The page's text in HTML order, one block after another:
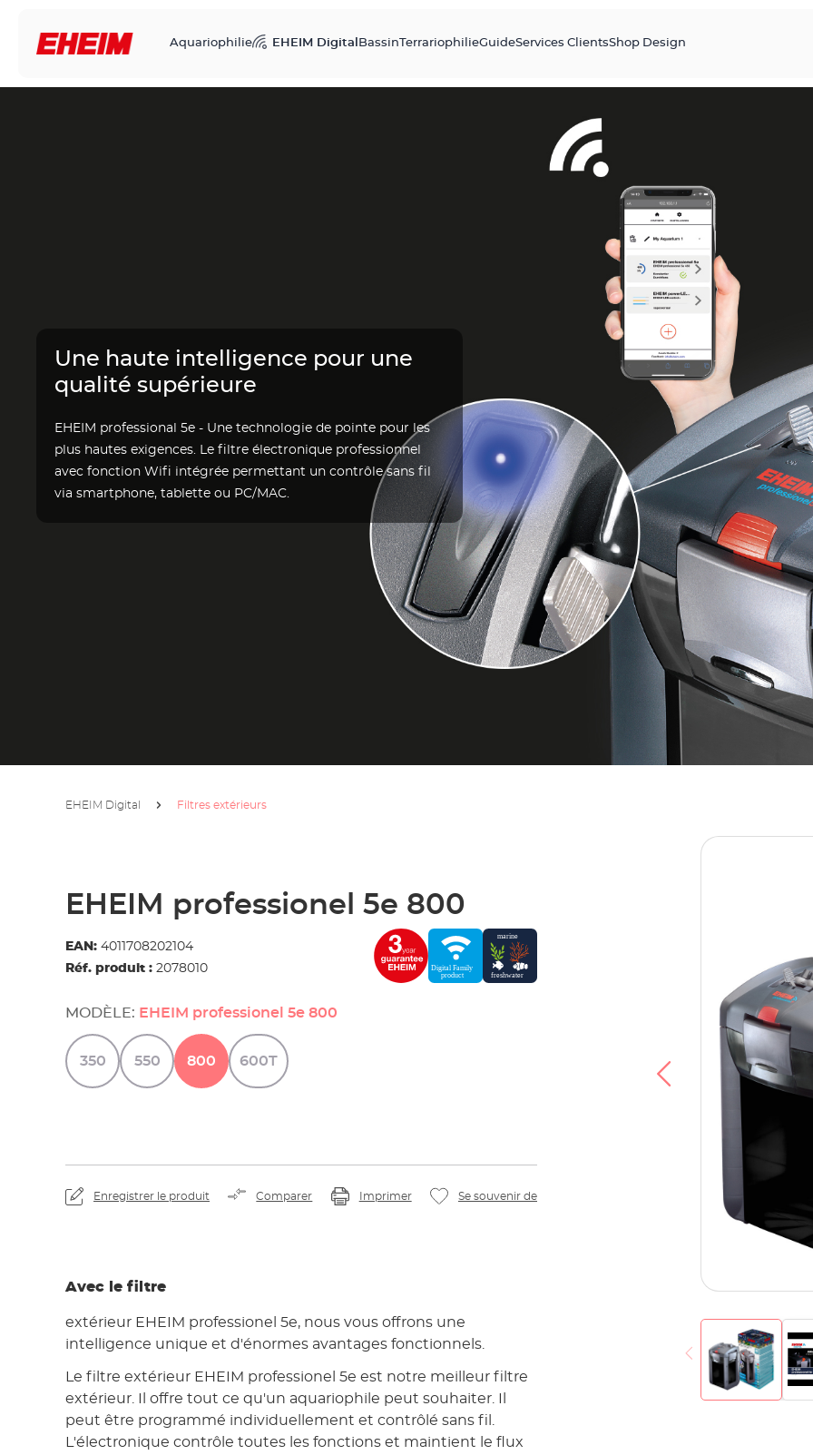
Aquariophilie EHEIM Digital BassinTerrariophilieGuideServices ClientsShop Design
Une haute intelligence pour une
qualité supérieure
EHEIM professional 5e - Une technologie de pointe pour les
plus hautes exigences. Le filtre électronique professionnel
avec fonction Wifi intégrée permettant un contrôle sans fil
via smartphone, tablette ou PC/MAC.
EHEIM Digital Filtres extérieurs
En visionnant la vidéo, vous acceptez que vos données soient
Accepter
EHEIM professionel 5e 800
EAN: 4011708202104
Réf. produit : 2078010
MODÈLE: EHEIM professionel 5e 800
350 550 800 600T
Enregistrer le produit Comparer Imprimer Se souvenir de
Avec le filtre
extérieur EHEIM professionel 5e, nous vous offrons une
intelligence unique et d'énormes avantages fonctionnels.
Le filtre extérieur EHEIM professionel 5e est notre meilleur filtre
extérieur. Il offre tout ce qu'un aquariophile peut souhaiter. Il
peut être programmé individuellement et contrôlé sans fil.
L'électronique contrôle toutes les fonctions et maintient le flux